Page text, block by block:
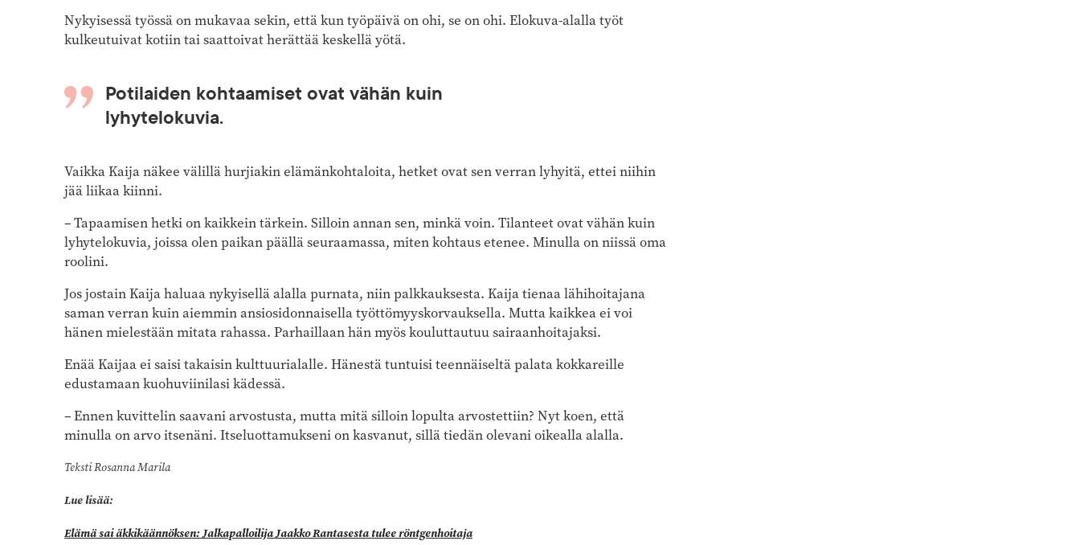
Nykyisessä työssä on mukavaa sekin, että kun työpäivä on ohi, se on ohi. Elokuva-alalla työt
kulkeutuivat kotiin tai saattoivat herättää keskellä yötä.
Potilaiden kohtaamiset ovat vähän kuin
lyhytelokuvia.
Vaikka Kaija näkee välillä hurjiakin elämänkohtaloita, hetket ovat sen verran lyhyitä, ettei niihin
jää liikaa kiinni.
– Tapaamisen hetki on kaikkein tärkein. Silloin annan sen, minkä voin. Tilanteet ovat vähän kuin
lyhytelokuvia, joissa olen paikan päällä seuraamassa, miten kohtaus etenee. Minulla on niissä oma
roolini.
Jos jostain Kaija haluaa nykyisellä alalla purnata, niin palkkauksesta. Kaija tienaa lähihoitajana
saman verran kuin aiemmin ansiosidonnaisella työttömyyskorvauksella. Mutta kaikkea ei voi
hänen mielestään mitata rahassa. Parhaillaan hän myös kouluttautuu sairaanhoitajaksi.
Enää Kaijaa ei saisi takaisin kulttuurialalle. Hänestä tuntuisi teennäiseltä palata kokkareille
edustamaan kuohuviinilasi kädessä.
– Ennen kuvittelin saavani arvostusta, mutta mitä silloin lopulta arvostettiin? Nyt koen, että
minulla on arvo itsenäni. Itseluottamukseni on kasvanut, sillä tiedän olevani oikealla alalla.
Teksti Rosanna Marila
Lue lisää:
Elämä sai äkkikäännöksen: Jalkapalloilija Jaakko Rantasesta tulee röntgenhoitaja